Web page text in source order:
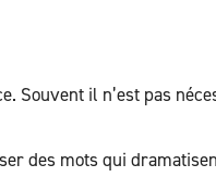
Souvent il n’est pas
des mots qui